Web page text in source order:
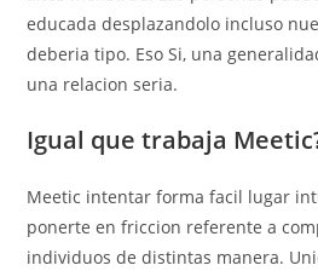
educada desplazandolo incluso
deberi­a tipo. Eso Si, una
una relacion seria.
Igual que trabaja
Meetic intentar forma facil lugar
ponerte en friccion referente a
individuos de distintas manera.